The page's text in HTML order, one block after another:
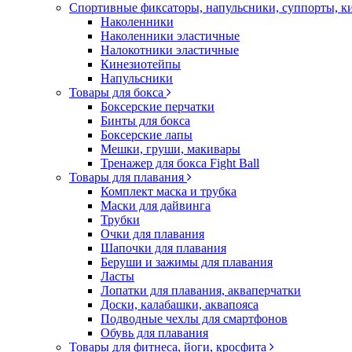
Спортивные фиксаторы, напульсники, суппорты,
Наколенники
Наколенники эластичные
Налокотники эластичные
Кинезиотейпы
Напульсники
Товары для бокса
Боксерские перчатки
Бинты для бокса
Боксерские лапы
Мешки, груши, макивары
Тренажер для бокса Fight Ball
Товары для плавания
Комплект маска и трубка
Маски для дайвинга
Трубки
Очки для плавания
Шапочки для плавания
Беруши и зажимы для плавания
Ласты
Лопатки для плавания, акваперчатки
Доски, калабашки, аквапояса
Подводные чехлы для смартфонов
Обувь для плавания
Товары для фитнеса, йоги, кросфита